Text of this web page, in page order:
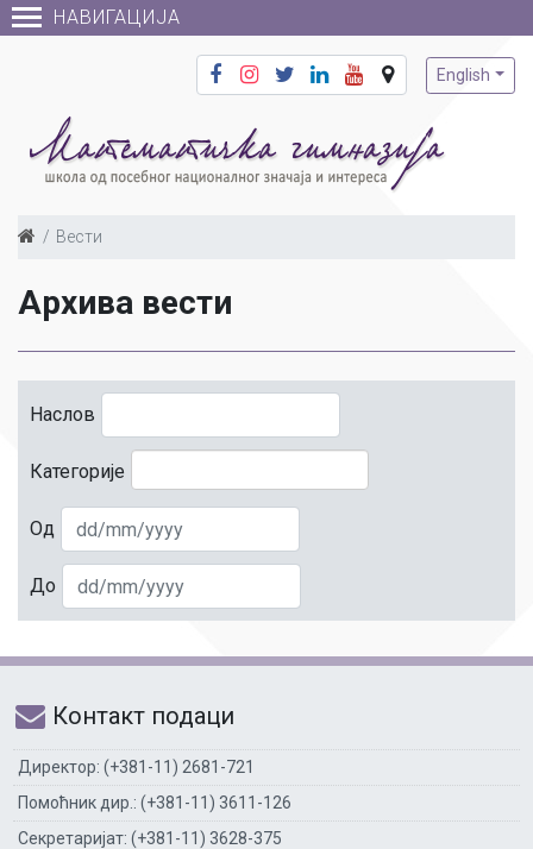
НАВИГАЦИЈА
English
Вести
Архива вести
Наслов
Категорије
Од
До
Контакт подаци
Директор: (+381-11) 2681-721
Помоћник дир.: (+381-11) 3611-126
Секретаријат: (+381-11) 3628-375